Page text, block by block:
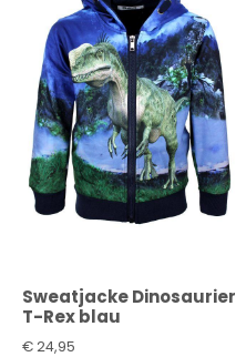
Sweatjacke Dinosaurier
T-Rex blau
€24,95